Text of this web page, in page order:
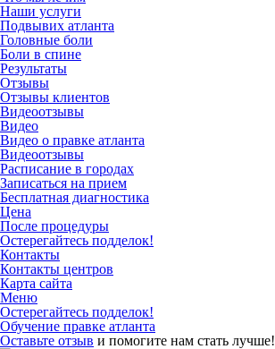
Наши услуги
Подвывих атланта
Головные боли
Боли в спине
Результаты
Отзывы
Отзывы клиентов
Видеоотзывы
Видео
Видео о правке атланта
Видеоотзывы
Расписание в городах
Записаться на прием
Бесплатная диагностика
Цена
После процедуры
Остерегайтесь подделок!
Контакты
Контакты центров
Карта сайта
Меню
Остерегайтесь подделок!
Обучение правке атланта
Оставьте отзыв и помогите нам стать лучше!